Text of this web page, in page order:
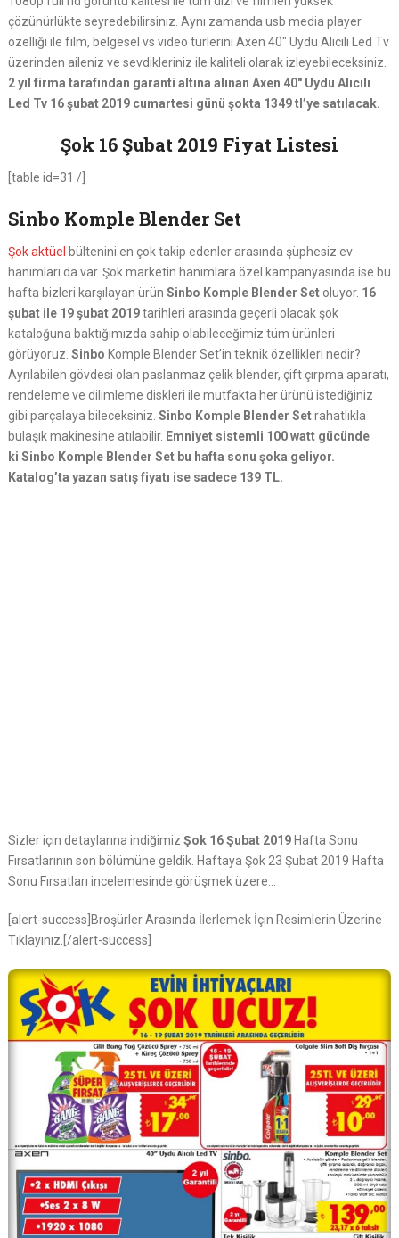
çözünürlükte seyredebilirsiniz. Aynı zamanda usb media player
özelliği ile film, belgesel vs video türlerini Axen 40″ Uydu Alıcılı Led Tv
üzerinden aileniz ve sevdikleriniz ile kaliteli olarak izleyebileceksiniz.
2 yıl firma tarafından garanti altına alınan Axen 40″ Uydu Alıcılı
Led Tv 16 şubat 2019 cumartesi günü şokta 1349 tl’ye satılacak.
Şok 16 Şubat 2019 Fiyat Listesi
[table id=31 /]
Sinbo Komple Blender Set
Şok aktüel bültenini en çok takip edenler arasında şüphesiz ev
hanımları da var. Şok marketin hanımlara özel kampanyasında ise bu
hafta bizleri karşılayan ürün Sinbo Komple Blender Setoluyor. 16
şubat ile 19 şubat 2019tarihleri arasında geçerli olacak şok
kataloğuna baktığımızda sahip olabileceğimiz tüm ürünleri
görüyoruz. Sinbo Komple Blender Set’in teknik özellikleri nedir?
Ayrılabilen gövdesi olan paslanmaz çelik blender, çift çırpma aparatı,
rendeleme ve dilimleme diskleri ile mutfakta her ürünü istediğiniz
gibi parçalaya bileceksiniz. Sinbo Komple Blender Setrahatlıkla
bulaşık makinesine atılabilir. Emniyet sistemli 100 watt gücünde
ki Sinbo Komple Blender Set bu hafta sonu şoka geliyor.
Katalog’ta yazan satış fiyatı ise sadece 139 TL.
Sizler için detaylarına indiğimiz Şok 16 Şubat 2019Hafta Sonu
Fırsatlarının son bölümüne geldik. Haftaya Şok 23 Şubat 2019 Hafta
Sonu Fırsatları incelemesinde görüşmek üzere…
[alert-success]Broşürler Arasında İlerlemek İçin Resimlerin Üzerine
Tıklayınız.[/alert-success]